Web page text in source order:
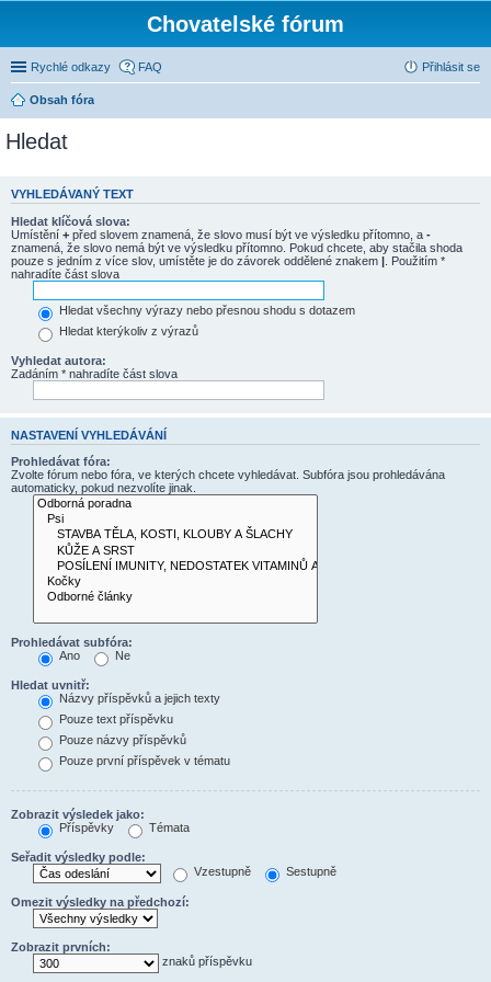
Chovatelské fórum
Rychlé odkazy FAQ Přihlásit se
Obsah fóra
Hledat
VYHLEDÁVANÝ TEXT
Hledat klíčová slova:
Umístění + před slovem znamená, že slovo musí být ve výsledku přítomno, a -
znamená, že slovo nemá být ve výsledku přítomno. Pokud chcete, aby stačila shoda
pouze s jedním z více slov, umístěte je do závorek oddělené znakem | . Použitím *
nahradíte část slova
Hledat všechny výrazy nebo přesnou shodu s dotazem
Hledat kterýkoliv z výrazů
Vyhledat autora:
Zadáním * nahradíte část slova
NASTAVENÍ VYHLEDÁVÁNÍ
Prohledávat fóra:
Zvolte fórum nebo fóra, ve kterých chcete vyhledávat. Subfóra jsou prohledávána
automaticky, pokud nezvolíte jinak.
Prohledávat subfóra:
Ano
Ne
Hledat uvnitř:
Názvy příspěvků a jejich texty
Pouze text příspěvku
Pouze názvy příspěvků
Pouze první příspěvek v tématu
Zobrazit výsledek jako:
Příspěvky
Témata
Seřadit výsledky podle:
Vzestupně
Sestupně
Omezit výsledky na předchozí:
Zobrazit prvních:
znaků příspěvku